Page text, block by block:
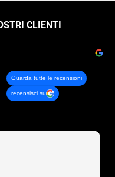
CLIENTI
Guarda tutte le recensioni
recensisci su